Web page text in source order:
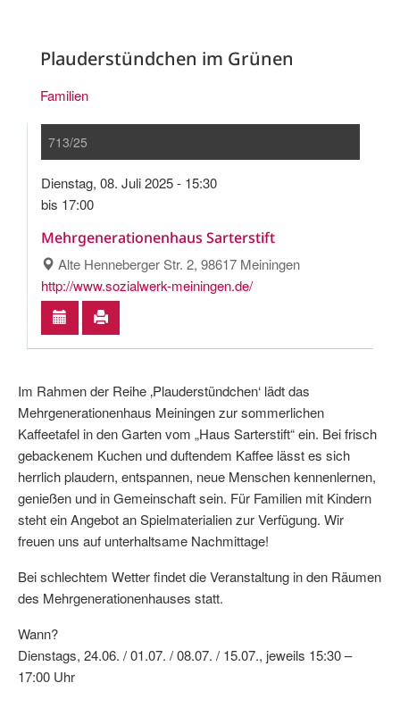
Plauderstündchen im Grünen
Familien
713/25
Dienstag, 08. Juli 2025 - 15:30
bis 17:00
Mehrgenerationenhaus Sarterstift
Alte Henneberger Str. 2, 98617 Meiningen
http://www.sozialwerk-meiningen.de/
Im Rahmen der Reihe ‚Plauderstündchen‘ lädt das
Mehrgenerationenhaus Meiningen zur sommerlichen
Kaffeetafel in den Garten vom „Haus Sarterstift“ ein. Bei frisch
gebackenem Kuchen und duftendem Kaffee lässt es sich
herrlich plaudern, entspannen, neue Menschen kennenlernen,
genießen und in Gemeinschaft sein. Für Familien mit Kindern
steht ein Angebot an Spielmaterialien zur Verfügung. Wir
freuen uns auf unterhaltsame Nachmittage!
Bei schlechtem Wetter findet die Veranstaltung in den Räumen
des Mehrgenerationenhauses statt.
Wann?
Dienstags, 24.06. / 01.07. / 08.07. / 15.07., jeweils 15:30 –
17:00 Uhr